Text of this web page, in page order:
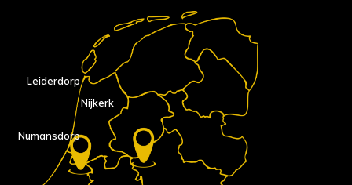
Nijkerk
Numansdorp
Leiderdorp